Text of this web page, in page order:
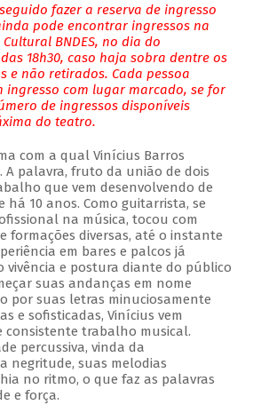
fazer a reserva de ingresso
pode encontrar ingressos na
BNDES, no dia do
18h30, caso haja sobra dentre os
e não retirados. Cada pessoa
ingresso com lugar marcado, se for
de ingressos disponíveis
do teatro.
com a qual Vinícius Barros
A palavra, fruto da união de dois
que vem desenvolvendo de
10 anos. Como guitarrista, se
na música, tocou com
formações diversas, até o instante
em bares e palcos já
e postura diante do público
suas andanças em nome
por suas letras minuciosamente
e sofisticadas, Vinícius vem
trabalho musical.
percussiva, vinda da
negritude, suas melodias
no ritmo, o que faz as palavras
e força.